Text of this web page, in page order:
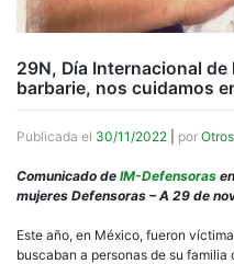
29N, Día Internacional
barbarie, nos cuidamos
Publicada el 30/11/2022 por
Comunicado de IM-Defensoras
mujeres Defensoras – A 29 de
Este año, en México, fueron
buscaban a personas de su